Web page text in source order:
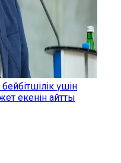
үшін
екенін айтты